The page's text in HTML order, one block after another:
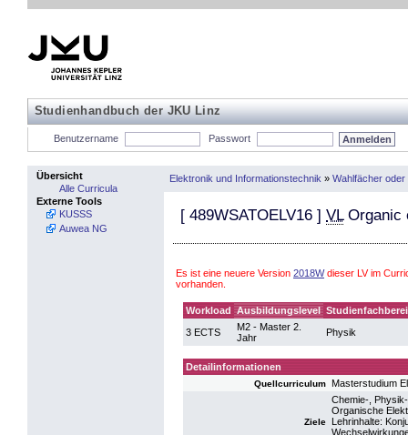
Studienhandbuch der JKU Linz
Benutzername Passwort
Übersicht
Alle Curricula
Externe Tools
KUSSS
Auwea NG
Elektronik und Informationstechnik » Wahlfächer
[ 489WSATOELV16 ] VLOrganic
Es ist eine neuere Version 2018Wdieser LV im
vorhanden.
Workload Ausbildungslevel
3 ECTS
M2 - Master 2.
Jahr
Physik
Detailinformationen
Quellcurriculum Masterstudium
Ziele
Chemie-,
Organische
Lehrinhalte: